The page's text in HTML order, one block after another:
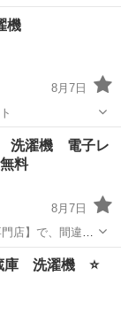
っておりま
機
8月7日
洗濯機 電子レ
料
8月7日
なっておりま
商品
庫 洗濯機 ⭐️